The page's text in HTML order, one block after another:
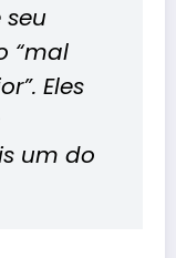
seu
“mal
Eles
um do